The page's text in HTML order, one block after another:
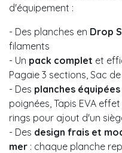
d'équipement :
- Des planches en Drop
filaments
- Un pack complet et
Pagaie 3 sections, Sac
- Des planches équipées
poignées, Tapis EVA
rings pour ajout d'un
- Des design frais et
mer : chaque planche